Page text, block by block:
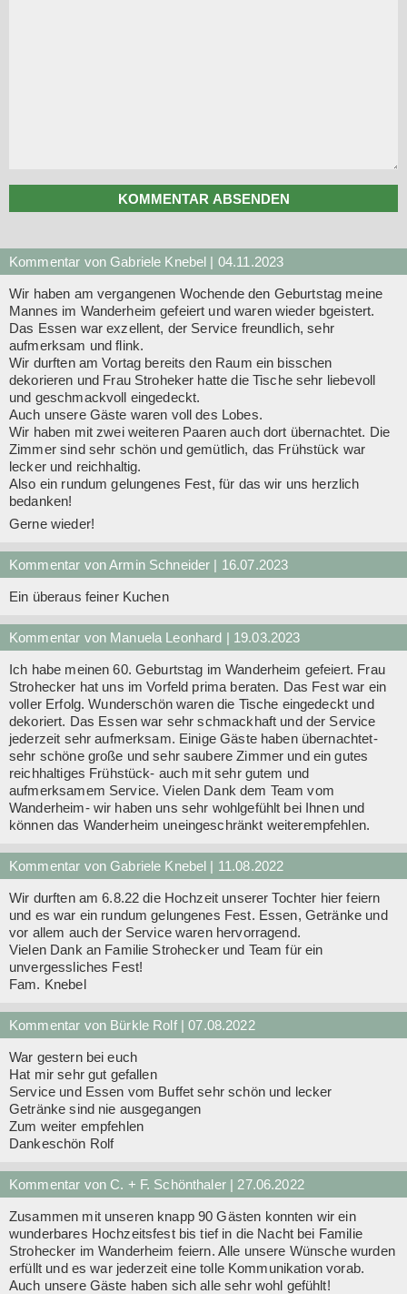
KOMMENTAR ABSENDEN
Kommentar von Gabriele Knebel | 04.11.2023
Wir haben am vergangenen Wochende den Geburtstag meine
Mannes im Wanderheim gefeiert und waren wieder bgeistert.
Das Essen war exzellent, der Service freundlich, sehr
aufmerksam und flink.
Wir durften am Vortag bereits den Raum ein bisschen
dekorieren und Frau Stroheker hatte die Tische sehr liebevoll
und geschmackvoll eingedeckt.
Auch unsere Gäste waren voll des Lobes.
Wir haben mit zwei weiteren Paaren auch dort übernachtet. Die
Zimmer sind sehr schön und gemütlich, das Frühstück war
lecker und reichhaltig.
Also ein rundum gelungenes Fest, für das wir uns herzlich
bedanken!
Gerne wieder!
Kommentar von Armin Schneider | 16.07.2023
Ein überaus feiner Kuchen
Kommentar von Manuela Leonhard | 19.03.2023
Ich habe meinen 60. Geburtstag im Wanderheim gefeiert. Frau
Strohecker hat uns im Vorfeld prima beraten. Das Fest war ein
voller Erfolg. Wunderschön waren die Tische eingedeckt und
dekoriert. Das Essen war sehr schmackhaft und der Service
jederzeit sehr aufmerksam. Einige Gäste haben übernachtet-
sehr schöne große und sehr saubere Zimmer und ein gutes
reichhaltiges Frühstück- auch mit sehr gutem und
aufmerksamem Service. Vielen Dank dem Team vom
Wanderheim- wir haben uns sehr wohlgefühlt bei Ihnen und
können das Wanderheim uneingeschränkt weiterempfehlen.
Kommentar von Gabriele Knebel | 11.08.2022
Wir durften am 6.8.22 die Hochzeit unserer Tochter hier feiern
und es war ein rundum gelungenes Fest. Essen, Getränke und
vor allem auch der Service waren hervorragend.
Vielen Dank an Familie Strohecker und Team für ein
unvergessliches Fest!
Fam. Knebel
Kommentar von Bürkle Rolf |07.08.2022
War gestern bei euch
Hat mir sehr gut gefallen
Service und Essen vom Buffet sehr schön und lecker
Getränke sind nie ausgegangen
Zum weiter empfehlen
Dankeschön Rolf
Kommentar von C. + F. Schönthaler | 27.06.2022
Zusammen mit unseren knapp 90 Gästen konnten wir ein
wunderbares Hochzeitsfest bis tief in die Nacht bei Familie
Strohecker im Wanderheim feiern. Alle unsere Wünsche wurden
erfüllt und es war jederzeit eine tolle Kommunikation vorab.
Auch unsere Gäste haben sich alle sehr wohl gefühlt!